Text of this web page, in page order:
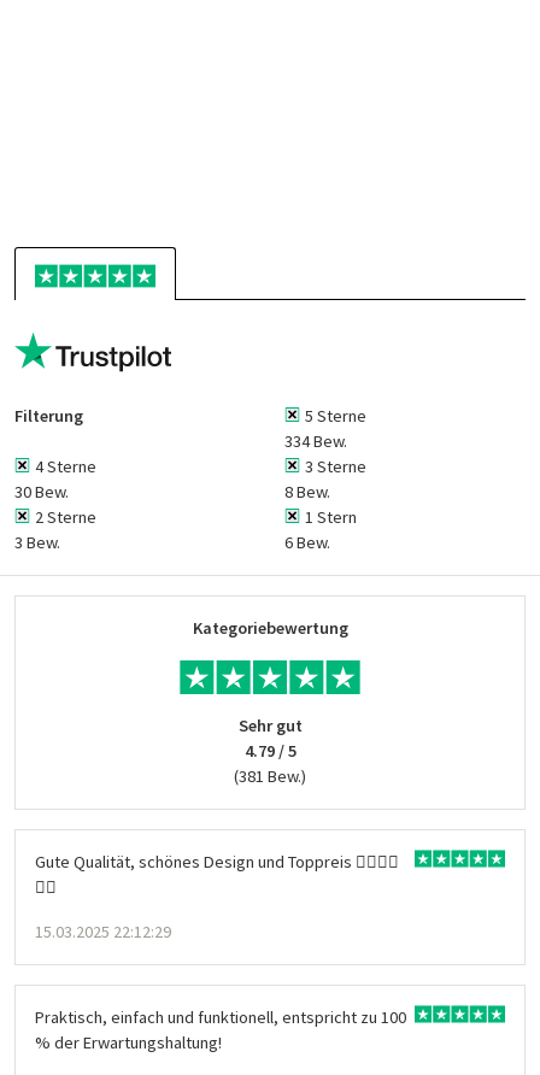
Filterung
5 Sterne
334 Bew.
4 Sterne
30 Bew.
3 Sterne
8 Bew.
2 Sterne
3 Bew.
1 Stern
6 Bew.
Gute Qualität, schönes Design und Toppreis 👍🏻👍🏻
👍🏻
15.03.2025 22:12:29
Praktisch, einfach und funktionell, entspricht zu 100
% der Erwartungshaltung!
Kategoriebewertung
Sehr gut
4.79 / 5
(381 Bew.)